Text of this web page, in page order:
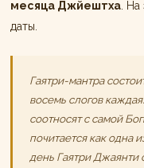
месяца Джйештха. На
даты.
Гаятри-мантра
восемь слогов
соотносят с самой
почитается как одна
день Гаятри Джаянти